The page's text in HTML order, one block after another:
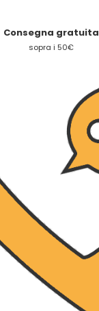
Consegna gratuita
sopra i 50€